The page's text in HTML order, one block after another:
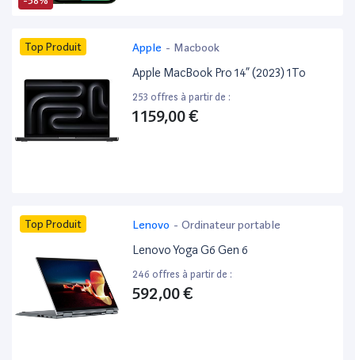
Top Produit Apple - Macbook
Apple MacBook Pro 14” (2023) 1To
253 offres à partir de :
1 159,00 €
Top Produit Lenovo - Ordinateur portable
Lenovo Yoga G6 Gen 6
246 offres à partir de :
592,00 €